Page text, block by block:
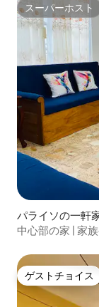
スーパーホスト
スーパーホスト
パライソの一軒
中心部の家 | 家
ゲストチョイス
ゲストチョイス